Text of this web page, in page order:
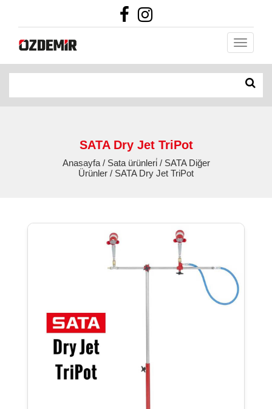
SATA Dry Jet TriPot
Anasayfa / Sata ürünleri̇ / SATA Diğer
Ürünler / SATA Dry Jet TriPot